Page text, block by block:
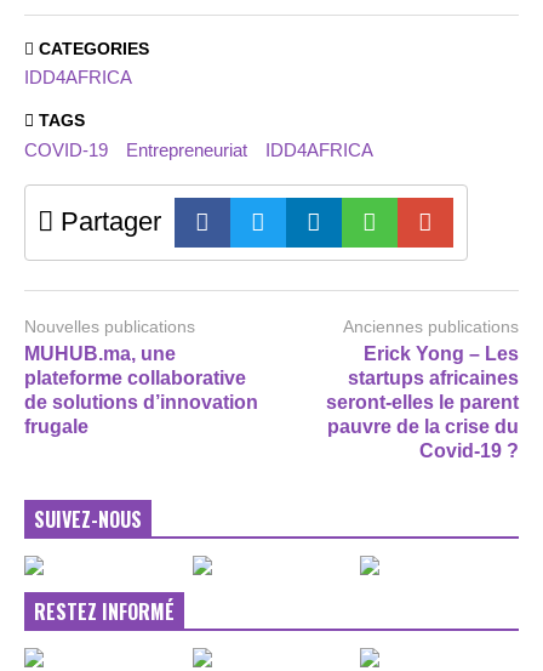
CATEGORIES
IDD4AFRICA
TAGS
COVID-19 Entrepreneuriat IDD4AFRICA
Partager
Nouvelles publications
MUHUB.ma, une
plateforme collaborative
de solutions d’innovation
frugale
Anciennes publications
Erick Yong – Les
startups africaines
seront-elles le parent
pauvre de la crise du
Covid-19 ?
SUIVEZ-NOUS
RESTEZ INFORMÉ